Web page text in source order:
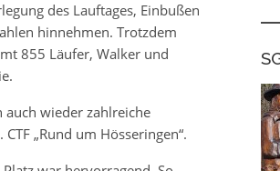
des Lauftages, Einbußen
hinnehmen. Trotzdem
855 Läufer, Walker und
auch wieder zahlreiche
„Rund um Hösseringen“.